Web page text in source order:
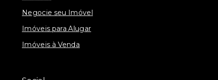
Negocie seu Imóvel
Imóveis para Alugar
Imóveis à Venda